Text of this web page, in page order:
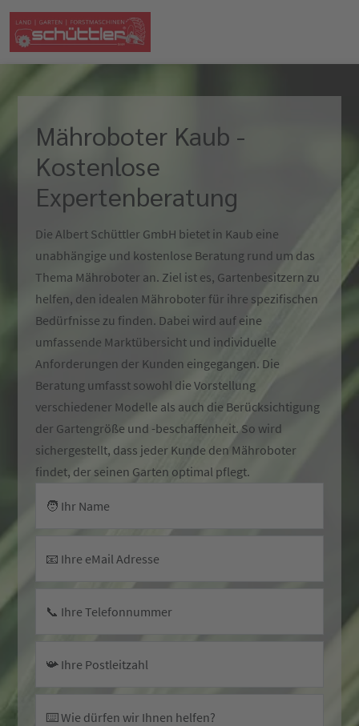
Mähroboter Kaub -
Kostenlose
Expertenberatung
Die Albert Schüttler GmbH bietet in Kaub eine
unabhängige und kostenlose Beratung rund um das
Thema Mähroboter an. Ziel ist es, Gartenbesitzern zu
helfen, den idealen Mähroboter für ihre spezifischen
Bedürfnisse zu finden. Dabei wird auf eine
umfassende Marktübersicht und individuelle
Anforderungen der Kunden eingegangen. Die
Beratung umfasst sowohl die Vorstellung
verschiedener Modelle als auch die Berücksichtigung
der Gartengröße und -beschaffenheit. So wird
sichergestellt, dass jeder Kunde den Mähroboter
findet, der seinen Garten optimal pflegt.
🧑 Ihr Name
📧 Ihre eMail Adresse
📞 Ihre Telefonnummer
📯 Ihre Postleitzahl
⌨️ Wie dürfen wir Ihnen helfen?